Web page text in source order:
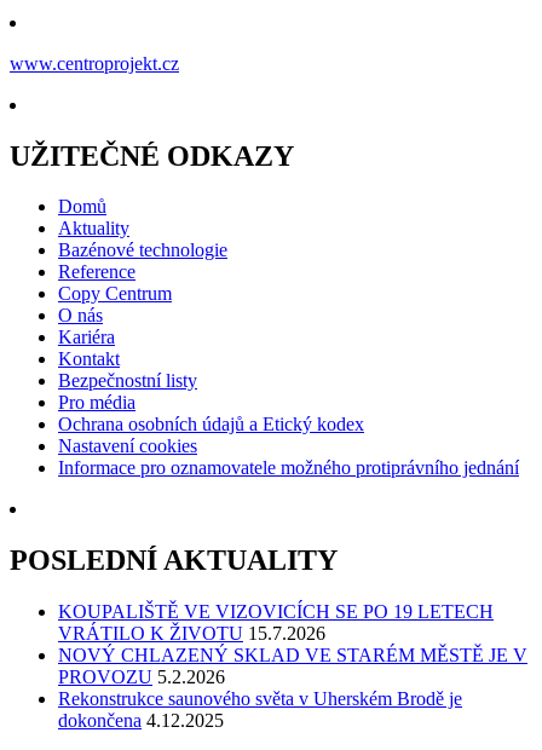
www.centroprojekt.cz
UŽITEČNÉ ODKAZY
Domů
Aktuality
Bazénové technologie
Reference
Copy Centrum
O nás
Kariéra
Kontakt
Bezpečnostní listy
Pro média
Ochrana osobních údajů a Etický kodex
Nastavení cookies
Informace pro oznamovatele možného protiprávního jednání
POSLEDNÍ AKTUALITY
KOUPALIŠTĚ VE VIZOVICÍCH SE PO 19 LETECH
VRÁTILO K ŽIVOTU 15.7.2026
NOVÝ CHLAZENÝ SKLAD VE STARÉM MĚSTĚ JE V
PROVOZU 5.2.2026
Rekonstrukce saunového světa v Uherském Brodě je
dokončena 4.12.2025